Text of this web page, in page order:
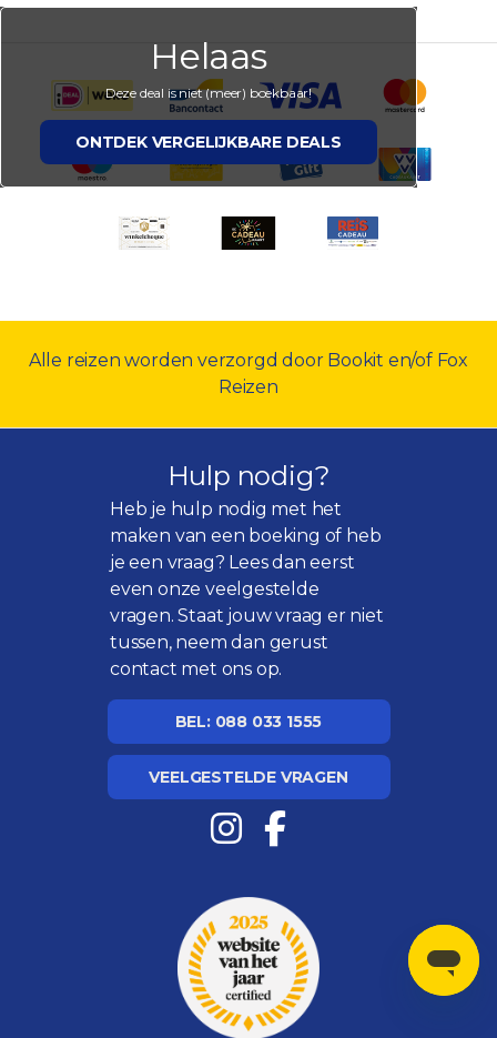
Helaas
Deze deal is niet (meer) boekbaar!
ONTDEK VERGELIJKBARE DEALS
Alle reizen worden verzorgd door Bookit en/of Fox
Reizen
Hulp nodig?
Heb je hulp nodig met het
maken van een boeking of heb
je een vraag? Lees dan eerst
even onzeveelgestelde
vragen. Staat jouw vraag er niet
tussen, neem dan gerust
contact met ons op.
BEL: 088 033 1555
VEELGESTELDE VRAGEN